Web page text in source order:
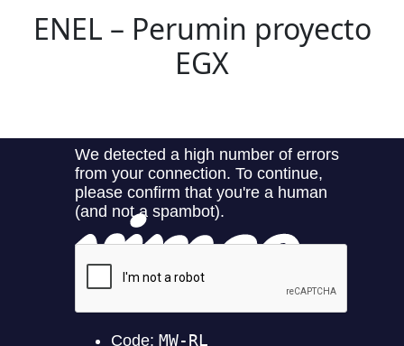
ENEL – Perumin proyecto
EGX